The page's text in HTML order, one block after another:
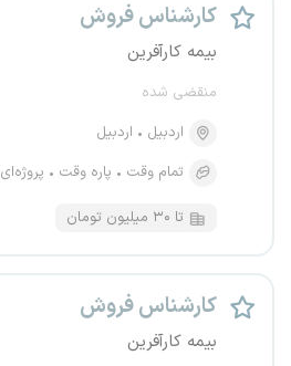
کارشناس فروش
بیمه کارآفرین
منقضی شده
اردبیل
اردبیل
تمام وقت
پاره وقت پروژه‌ای
تا ۳۰ میلیون تومان
کارشناس فروش
بیمه کارآفرین